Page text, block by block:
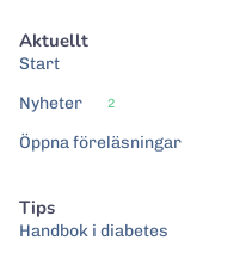
Aktuellt
Start
Nyheter
2
Öppna föreläsningar
Tips
Handbok i diabetes